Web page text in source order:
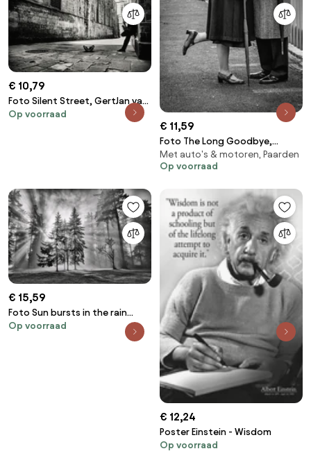
€ 10,79
Foto Silent Street, GertJan van
Geerenstein
Op voorraad
€ 11,59
Foto The Long Goodbye,
Richard Bland
Met auto's & motoren, Paarden
Op voorraad
€ 15,59
Foto Sun bursts in the rain
forest,, LeonU
Op voorraad
€ 12,24
Poster Einstein - Wisdom
Op voorraad